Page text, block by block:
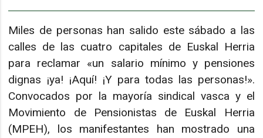
Miles de personas han salido este sábado a las
calles de las cuatro capitales de Euskal Herria
para reclamar «un salario mínimo y pensiones
dignas ¡ya! ¡Aquí! ¡Y para todas las personas!».
Convocados por la mayoría sindical vasca y el
Movimiento de Pensionistas de Euskal Herria
(MPEH), los manifestantes han mostrado una